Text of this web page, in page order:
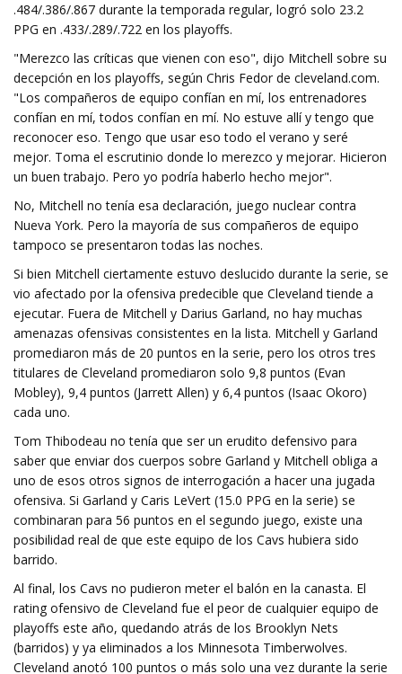
.484/.386/.867 durante la temporada regular, logró solo 23.2
PPG en .433/.289/.722 en los playoffs.
"Merezco las críticas que vienen con eso", dijo Mitchell sobre su
decepción en los playoffs, según Chris Fedor de cleveland.com.
"Los compañeros de equipo confían en mí, los entrenadores
confían en mí, todos confían en mí. No estuve allí y tengo que
reconocer eso. Tengo que usar eso todo el verano y seré
mejor. Toma el escrutinio donde lo merezco y mejorar. Hicieron
un buen trabajo. Pero yo podría haberlo hecho mejor".
No, Mitchell no tenía esa declaración, juego nuclear contra
Nueva York. Pero la mayoría de sus compañeros de equipo
tampoco se presentaron todas las noches.
Si bien Mitchell ciertamente estuvo deslucido durante la serie, se
vio afectado por la ofensiva predecible que Cleveland tiende a
ejecutar. Fuera de Mitchell y Darius Garland, no hay muchas
amenazas ofensivas consistentes en la lista. Mitchell y Garland
promediaron más de 20 puntos en la serie, pero los otros tres
titulares de Cleveland promediaron solo 9,8 puntos (Evan
Mobley), 9,4 puntos (Jarrett Allen) y 6,4 puntos (Isaac Okoro)
cada uno.
Tom Thibodeau no tenía que ser un erudito defensivo para
saber que enviar dos cuerpos sobre Garland y Mitchell obliga a
uno de esos otros signos de interrogación a hacer una jugada
ofensiva. Si Garland y Caris LeVert (15.0 PPG en la serie) se
combinaran para 56 puntos en el segundo juego, existe una
posibilidad real de que este equipo de los Cavs hubiera sido
barrido.
Al final, los Cavs no pudieron meter el balón en la canasta. El
rating ofensivo de Cleveland fue el peor de cualquier equipo de
playoffs este año, quedando atrás de los Brooklyn Nets
(barridos) y ya eliminados a los Minnesota Timberwolves.
Cleveland anotó 100 puntos o más solo una vez durante la serie